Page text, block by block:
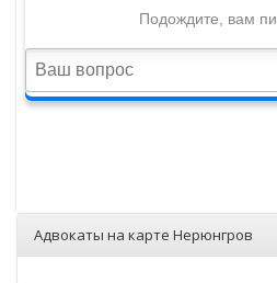
Адвокаты на карте Нерюнгров